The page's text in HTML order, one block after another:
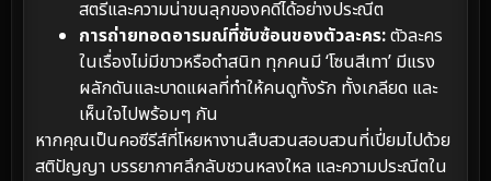
สตรีและความน่าขนลุกของคดีได้อย่างประณีต
การถ่ายทอดอารมณ์ที่ซับซ้อนของตัวละคร:ตัวละคร
ในเรื่องไม่มีขาวหรือดำสนิท ทุกคนมี ‘โซนสีเทา’ มีแรง
ผลักดันและบาดแผลที่ทำให้คนดูทั้งรัก ทั้งเกลียด และ
เห็นใจไปพร้อมๆ กัน
หากคุณเป็นคอซีรีส์ที่โหยหางานสืบสวนสอบสวนที่เปี่ยมไปด้วย
สติปัญญา บรรยากาศลึกลับชวนหลงใหล และความประณีตใน